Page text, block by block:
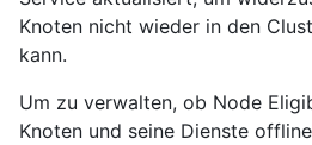
Knoten nicht wieder in den
kann.
Um zu verwalten, ob Node
Knoten und seine Dienste